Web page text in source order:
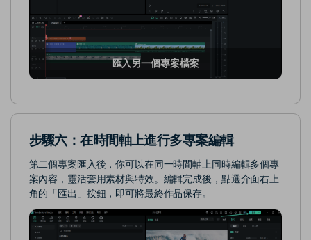
匯入另一個專案檔案
步驟六：在時間軸上進行多專案編輯
第二個專案匯入後，你可以在同一時間軸上同時編輯多個專
案內容，靈活套用素材與特效。編輯完成後，點選介面右上
角的「匯出」按鈕，即可將最終作品保存。